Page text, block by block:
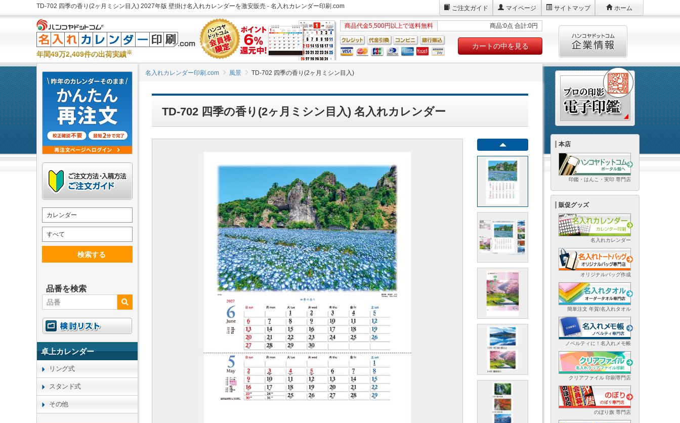
TD-702 四季の香り(2ヶ月ミシン目入) 2027年版 壁掛け名入れカレンダーを激安販売 - 名入れカレンダー印刷.com ご注文ガイド マイページ サイトマップ ホーム
年間49万2,409件の出荷実績※
商品代金5,500円以上で送料無料 商品:0点 合計:0円
カートの中を見る
名入れカレンダー印刷.com 風景 TD-702 四季の香り(2ヶ月ミシン目入)
TD-702 四季の香り(2ヶ月ミシン目入) 名入れカレンダー
カレンダー
すべて
検索する
品番を検索
卓上カレンダー
リング式
スタンド式
その他
本店
印鑑・はんこ・実印 専門店
販促グッズ
名入れカレンダー
オリジナルバッグ作成
簡単注文 年賀/名入れタオル
ノベルティに！名入れメモ帳
クリアファイル 印刷専門店
のぼり旗 専門店